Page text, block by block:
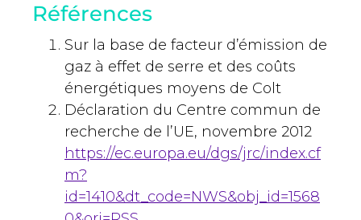
Références
Sur la base de facteur d’émission de
gaz à effet de serre et des coûts
énergétiques moyens de Colt
Déclaration du Centre commun de
recherche de l’UE, novembre 2012
https://ec.europa.eu/dgs/jrc/index.cf
m?
id=1410&dt_code=NWS&obj_id=1568